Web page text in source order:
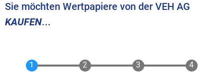
Sie möchten Wertpapiere von der VEH AG
KAUFEN...